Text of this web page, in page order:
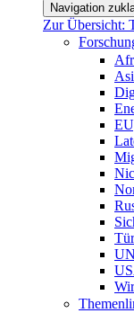
Navigation
Zur Übersicht: